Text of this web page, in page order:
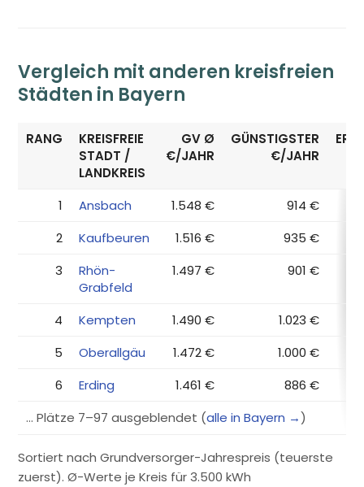
Vergleich mit anderen kreisfreien
Städten in Bayern
RANG
KREISFREIE
STADT /
LANDKREIS
GV Ø
€/JAHR
GÜNSTIGSTER
€/JAHR
1 Ansbach 1.548 € 914 €
2
Kaufbeuren 1.516 €
935 €
3
Rhön-
Grabfeld
1.497 € 901 €
4 Kempten 1.490 € 1.023 €
5
Oberallgäu 1.472 € 1.000 €
6
Erding 1.461 € 886 €
… Plätze 7–97 ausgeblendet (alle in Bayern →)
Sortiert nach Grundversorger-Jahrespreis (teuerste
zuerst). Ø-Werte je Kreis für 3.500 kWh